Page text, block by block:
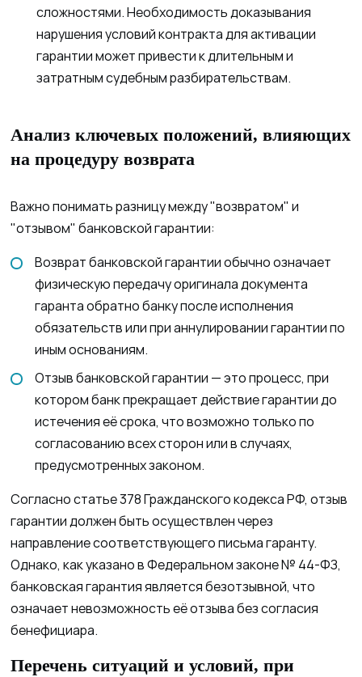
сложностями. Необходимость доказывания
нарушения условий контракта для активации
гарантии может привести к длительным и
затратным судебным разбирательствам.
Анализ ключевых положений, влияющих
на процедуру возврата
Важно понимать разницу между "возвратом" и
"отзывом" банковской гарантии:
Возврат банковской гарантии обычно означает
физическую передачу оригинала документа
гаранта обратно банку после исполнения
обязательств или при аннулировании гарантии по
иным основаниям.
Отзыв банковской гарантии — это процесс, при
котором банк прекращает действие гарантии до
истечения её срока, что возможно только по
согласованию всех сторон или в случаях,
предусмотренных законом.
Согласно статье 378 Гражданского кодекса РФ, отзыв
гарантии должен быть осуществлен через
направление соответствующего письма гаранту.
Однако, как указано в Федеральном законе № 44-ФЗ,
банковская гарантия является безотзывной, что
означает невозможность её отзыва без согласия
бенефициара.
Перечень ситуаций и условий, при